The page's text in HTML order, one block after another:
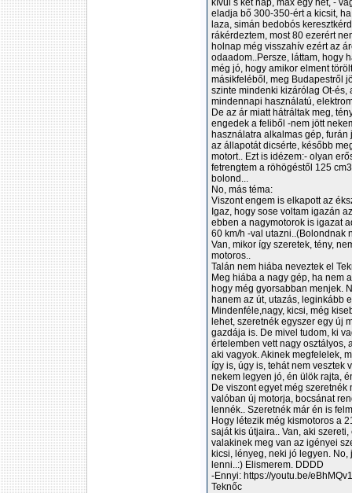
kívül s két nap, max egy hét, -
eladja bő 300-350-ért a kicsit,
laza, simán bedobós
rákérdeztem, most 80 ezerért
holnap még visszahív ezért az
odaadom..Persze, láttam, hogy
még jó, hogy amikor elment
másikfeléből, meg Budapestről
szinte mindenki kizárólag Ot-és,
mindennapi használatú,
De az ár miatt hátráltak meg,
engedek a feliből -nem jött
használatra alkalmas gép,
az állapotát dicsérte, később
motort.. Ezt is idézem:- olyan
fetrengtem a röhögéstől 125
bolond...
No, más téma:
Viszont engem is elkapott az
Igaz, hogy sose voltam igazán
ebben a nagymotorok is igazat
60 km/h -val utazni..(Bolondnak
Van, mikor így szeretek, tény,
motoros..
Talán nem hiába neveztek el
Meg hiába a nagy gép, ha nem
hogy még gyorsabban menjek.
hanem az út, utazás, leginkább
Mindenféle,nagy, kicsi, még
lehet, szeretnék egyszer egy új
gazdája is. De mivel tudom, ki
értelemben vett nagy osztályos,
aki vagyok. Akinek megfelelek,
így is, úgy is, tehát nem vesztek
nekem legyen jó, én ülök rajta,
De viszont egyet még
valóban új motorja, bocsánat
lennék.. Szeretnék már én is
Hogy létezik még kismotoros a
saját kis útjaira.. Van, aki
valakinek meg van az igényei
kicsi, lényeg, neki jó legyen.
lenni..:) Elismerem. DDDD
-Ennyi: https://youtu.be/
Teknőc